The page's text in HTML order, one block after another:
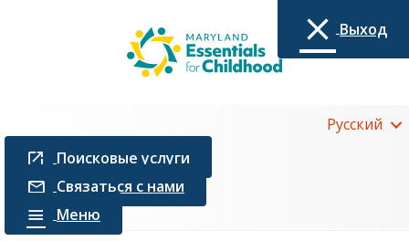
Русский
Поисковые услуги
Связаться с нами
Меню
Выход